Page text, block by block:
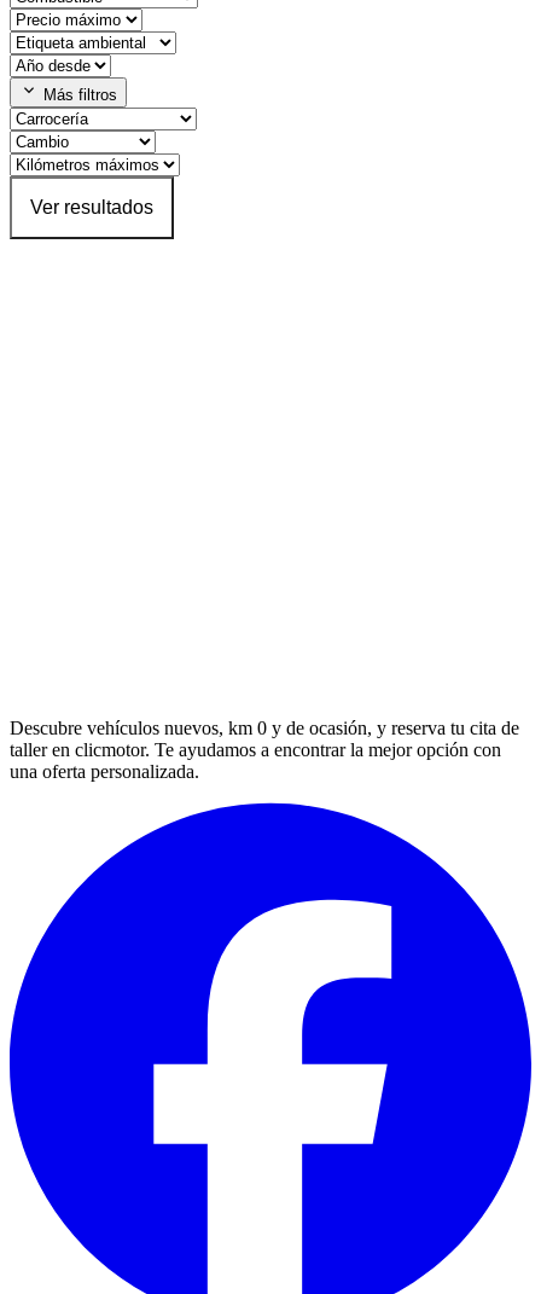
expand_more Más filtros
Ver resultados
Descubre vehículos nuevos, km 0 y de ocasión, y reserva tu cita de
taller en clicmotor. Te ayudamos a encontrar la mejor opción con
una oferta personalizada.